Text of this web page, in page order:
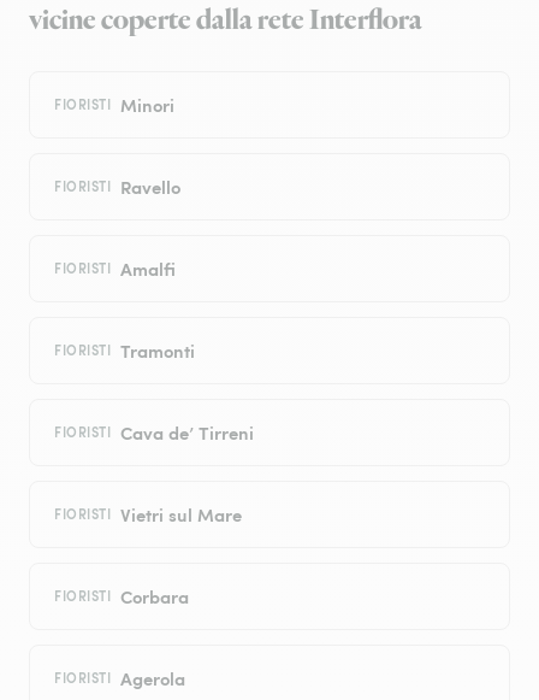
vicine coperte dalla rete Interflora
FIORISTI Minori
FIORISTI Ravello
FIORISTI Amalfi
FIORISTI Tramonti
FIORISTI Cava de’ Tirreni
FIORISTI Vietri sul Mare
FIORISTI Corbara
FIORISTI Agerola